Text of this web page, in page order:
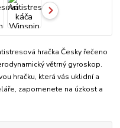
hračka Česky řečeno
větrný gyroskop.
hračku, která vás uklidní a
zapomenete na úzkost a